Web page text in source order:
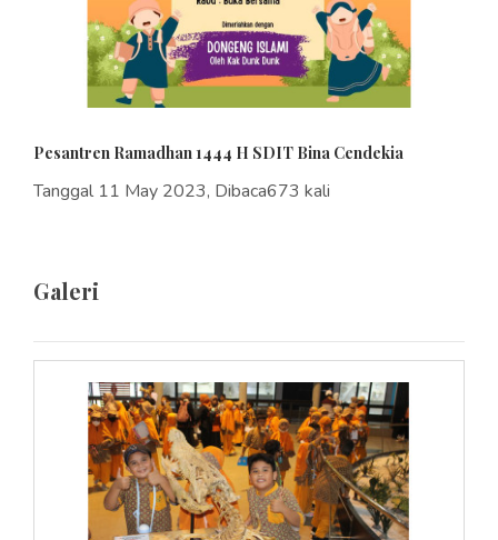
Pesantren Ramadhan 1444 H SDIT Bina Cendekia
Tanggal 11 May 2023, Dibaca673 kali
Galeri